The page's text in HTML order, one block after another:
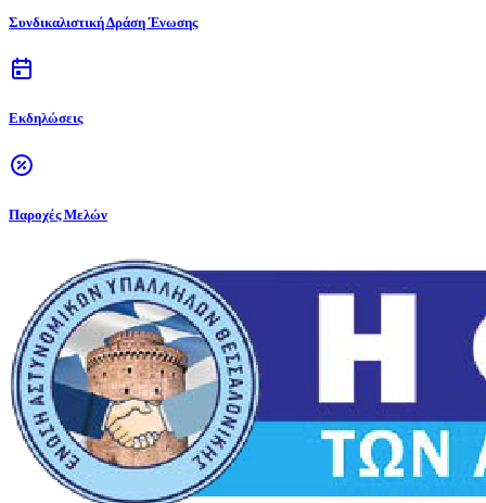
Συνδικαλιστική Δράση Ένωσης
Εκδηλώσεις
Παροχές Μελών